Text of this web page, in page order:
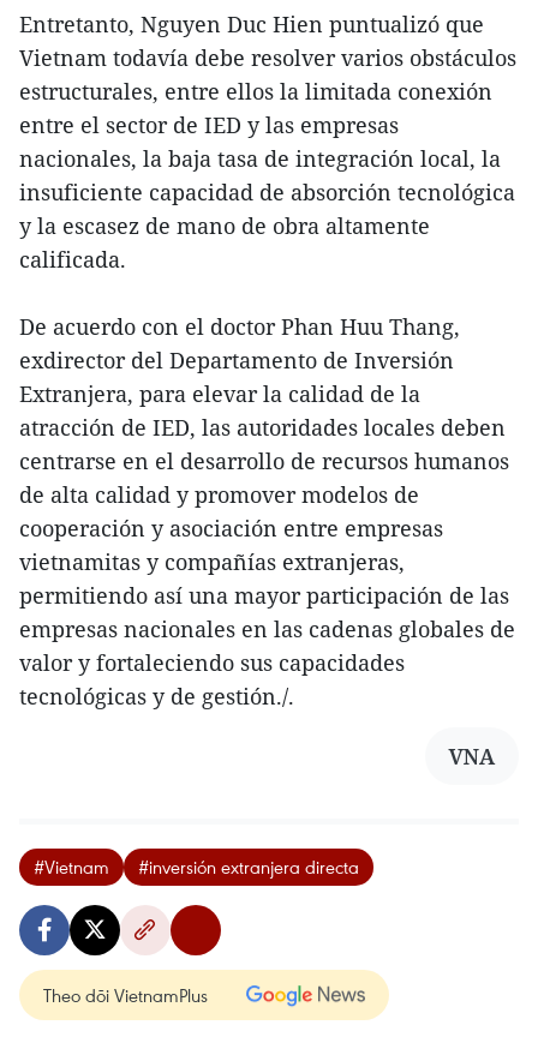
Entretanto, Nguyen Duc Hien puntualizó que
Vietnam todavía debe resolver varios obstáculos
estructurales, entre ellos la limitada conexión
entre el sector de IED y las empresas
nacionales, la baja tasa de integración local, la
insuficiente capacidad de absorción tecnológica
y la escasez de mano de obra altamente
calificada.
De acuerdo con el doctor Phan Huu Thang,
exdirector del Departamento de Inversión
Extranjera, para elevar la calidad de la
atracción de IED, las autoridades locales deben
centrarse en el desarrollo de recursos humanos
de alta calidad y promover modelos de
cooperación y asociación entre empresas
vietnamitas y compañías extranjeras,
permitiendo así una mayor participación de las
empresas nacionales en las cadenas globales de
valor y fortaleciendo sus capacidades
tecnológicas y de gestión./.
VNA
#Vietnam #inversión extranjera directa
Theo dõi VietnamPlus